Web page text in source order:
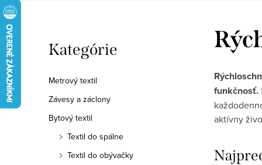
o
č
n
ý
Preskočiť
kategórie
Kategórie
Metrový textil
Závesy a záclony
Bytový textil
Textil do spálne
Textil do obývačky
funkčnosť.
aktívny